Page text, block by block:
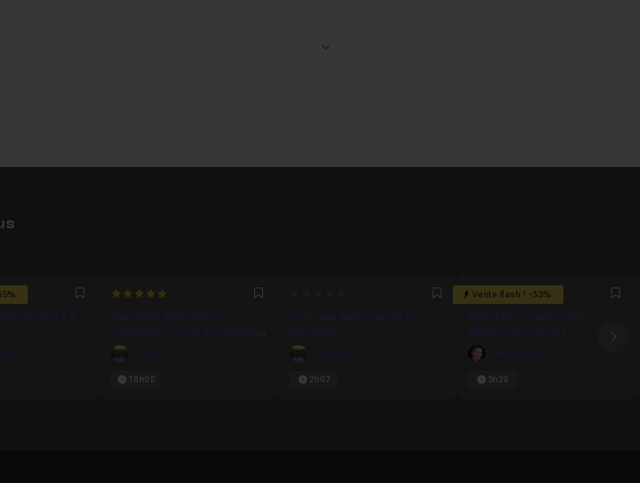
Favori
de A à Z
5 Favori
Apprendre SketchUp et
Twinmotion : Créer des maisons
ou modèle réaliste
Thibault Lv
10h05
Favori
Créer une maison en 3D avec
SketchUp
Thibault Lv
2h07
Vente flash ! -33%
4.8
SketchUp : Création d'un
bâtiment sur mesure
Frédéric Lamy
3h20